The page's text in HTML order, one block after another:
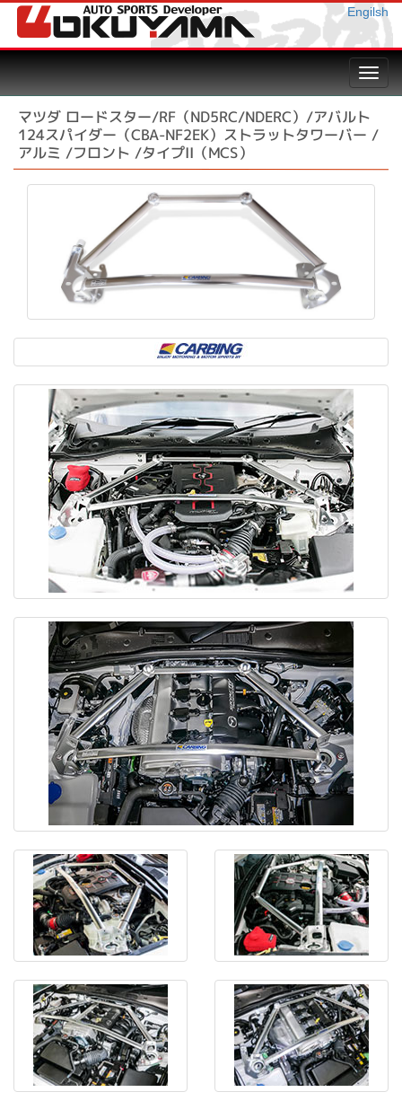
Engilsh
マツダ ロードスター/RF（ND5RC/NDERC）/アバルト
124スパイダー（CBA-NF2EK）ストラットタワーバー /
アルミ /フロント /タイプII（MCS）